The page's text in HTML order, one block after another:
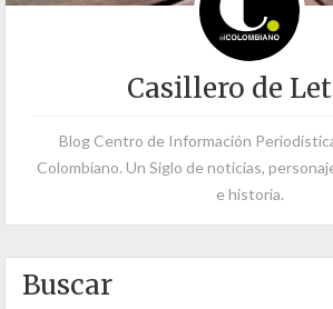
Casillero de
Blog Centro de Información
Colombiano. Un Siglo de noticias,
e historia.
Buscar